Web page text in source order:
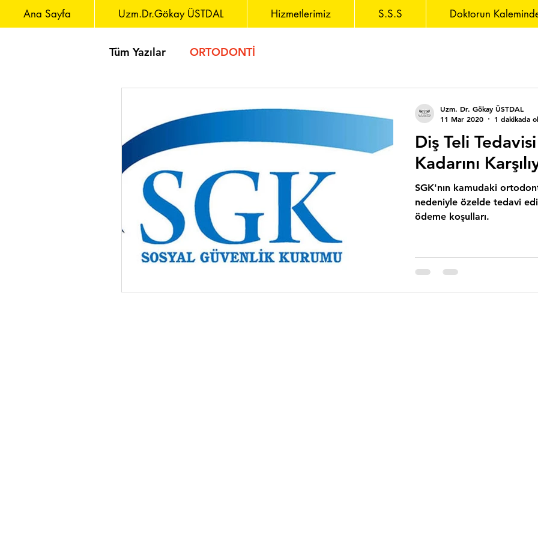
Ana Sayfa Uzm.Dr.Gökay ÜSTDAL Hizmetlerimiz S.S.S Doktorun
Tüm Yazılar ORTODONTİ
Diş Teli
Kadarını
SGK'nın kamudaki
nedeniyle özelde tedavi
ödeme koşulları.
Uzm. Dr. Gökay ÜSTDAL
11 Mar 2020
1 dakikada